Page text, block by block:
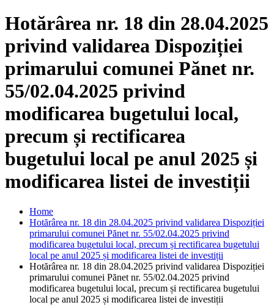
Hotărârea nr. 18 din 28.04.2025
privind validarea Dispoziției
primarului comunei Pănet nr.
55/02.04.2025 privind
modificarea bugetului local,
precum și rectificarea
bugetului local pe anul 2025 și
modificarea listei de investiții
Home
Hotărârea nr. 18 din 28.04.2025 privind validarea Dispoziției
primarului comunei Pănet nr. 55/02.04.2025 privind
modificarea bugetului local, precum și rectificarea bugetului
local pe anul 2025 și modificarea listei de investiții
Hotărârea nr. 18 din 28.04.2025 privind validarea Dispoziției
primarului comunei Pănet nr. 55/02.04.2025 privind
modificarea bugetului local, precum și rectificarea bugetului
local pe anul 2025 și modificarea listei de investiții